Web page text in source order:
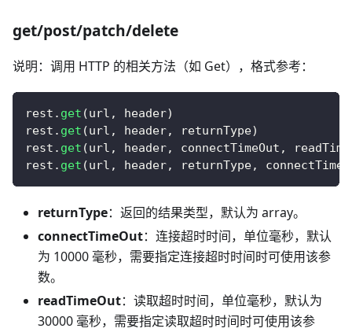
get/post/patch/delete
说明：调用 HTTP 的相关方法（如 Get），格式参考：
rest . get (url , header)
rest . get (url , header, returnType)
rest . get (url , header, connectTimeOut ,
rest . get (url , header, returnType,
returnType：返回的结果类型，默认为 array。
connectTimeOut：连接超时时间，单位毫秒，默认
为 10000 毫秒，需要指定连接超时时间时可使用该参
数。
readTimeOut：读取超时时间，单位毫秒，默认为
30000 毫秒，需要指定读取超时时间时可使用该参